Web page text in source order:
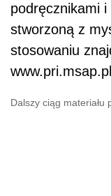
podręcznikami
stworzoną z
stosowaniu
Dalszy ciąg materiału